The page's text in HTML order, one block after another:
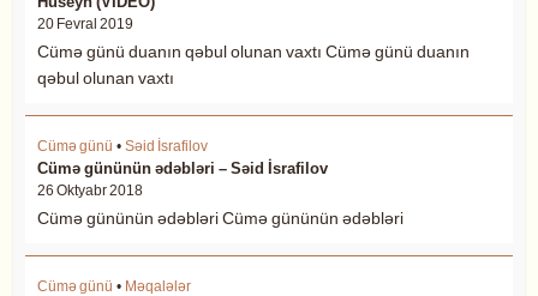
20 Fevral 2019
Cümə günü duanın qəbul olunan vaxtı Cümə günü duanın
qəbul olunan vaxtı
Cümə günü • Səid İsrafilov
Cümə gününün ədəbləri – Səid İsrafilov
26 Oktyabr 2018
Cümə gününün ədəbləri Cümə gününün ədəbləri
Cümə günü • Məqalələr